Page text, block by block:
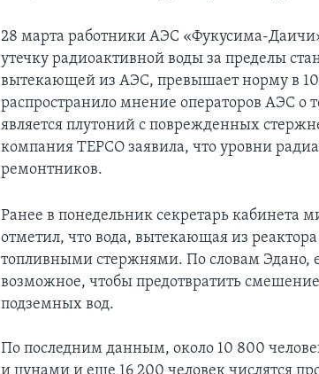
28 марта работники АЭС «Фукусима-
утечку радиоактивной воды за пределы
вытекающей из АЭС, превышает норму в
распространило мнение операторов АЭС о
является плутоний с поврежденных
компания ТЕРСО заявила, что уровни
ремонтников.
Ранее в понедельник секретарь кабинета
отметил, что вода, вытекающая из
топливными стержнями. По словам Эдано,
возможное, чтобы предотвратить
подземных вод.
По последним данным, около 10 800